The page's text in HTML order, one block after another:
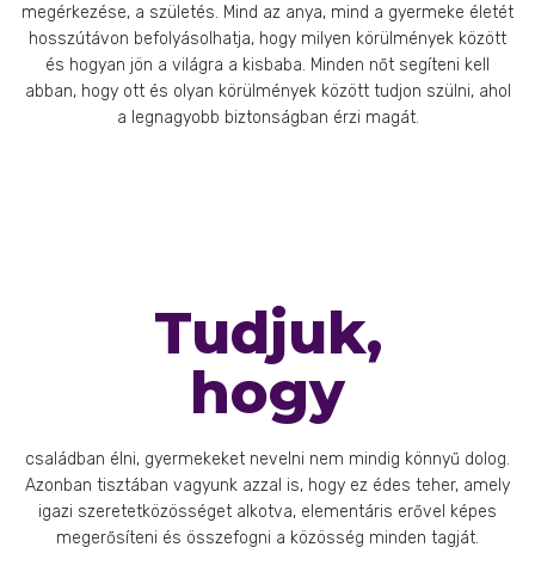
megérkezése, a születés. Mind az anya, mind a gyermeke életét
hosszútávon befolyásolhatja, hogy milyen körülmények között
és hogyan jön a világra a kisbaba. Minden nőt segíteni kell
abban, hogy ott és olyan körülmények között tudjon szülni, ahol
a legnagyobb biztonságban érzi magát.
Tudjuk,
hogy
családban élni, gyermekeket nevelni nem mindig könnyű dolog.
Azonban tisztában vagyunk azzal is, hogy ez édes teher, amely
igazi szeretetközösséget alkotva, elementáris erővel képes
megerősíteni és összefogni a közösség minden tagját.